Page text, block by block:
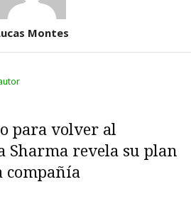
Montes
para volver al
Sharma revela su plan
compañía